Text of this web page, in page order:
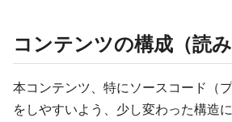
コンテンツの構成（読み
本コンテンツ、特にソースコード（
をしやすいよう、少し変わった構造